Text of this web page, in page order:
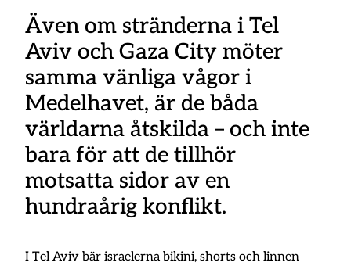
Även om stränderna i Tel
Aviv och Gaza City möter
samma vänliga vågor i
Medelhavet, är de båda
världarna åtskilda – och inte
bara för att de tillhör
motsatta sidor av en
hundraårig konflikt.
I Tel Aviv bär israelerna bikini, shorts och linnen